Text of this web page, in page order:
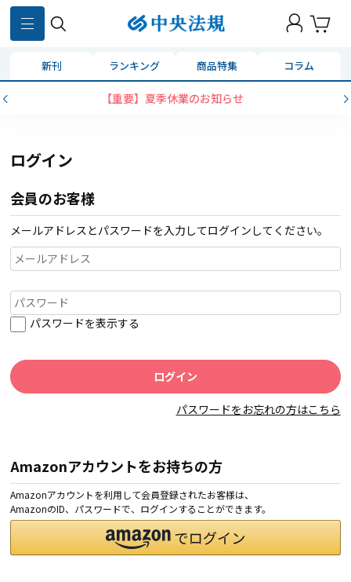
新刊 ランキング 商品特集 コラム
【重要】夏季休業のお知らせ
ログイン
会員のお客様
メールアドレスとパスワードを入力してログインしてください。
パスワードを表示する
パスワードをお忘れの方はこちら
Amazonアカウントをお持ちの方
Amazonアカウントを利用して会員登録されたお客様は、
AmazonのID、パスワードで、ログインすることができます。